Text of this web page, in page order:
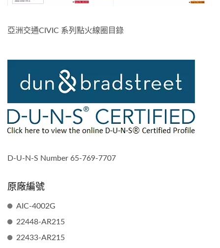
亞洲交通CIVIC 系列點火線圈目錄
D-U-N-S Number 65-769-7707
原廠編號
AIC-4002G
22448-AR215
22433-AR215